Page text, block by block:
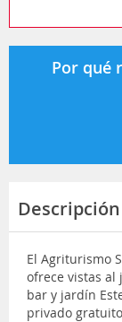
Por qué
Descripción
El Agriturismo
ofrece vistas al
bar y jardín
privado